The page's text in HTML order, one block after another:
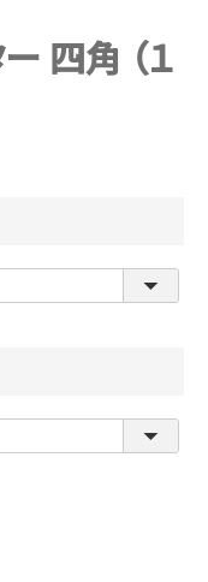
四角 （１